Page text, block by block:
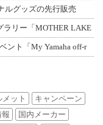
ルグッズの先行販売
ラリー「MOTHER LAKE
ント「My Yamaha off-r
メット
キャンペーン
国内メーカー